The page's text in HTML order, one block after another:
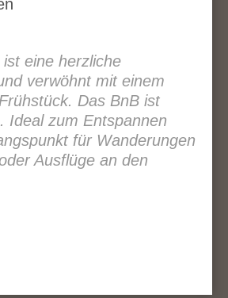
eine herzliche
verwöhnt mit einem
Das BnB ist
Ideal zum Entspannen
für Wanderungen
Ausflüge an den